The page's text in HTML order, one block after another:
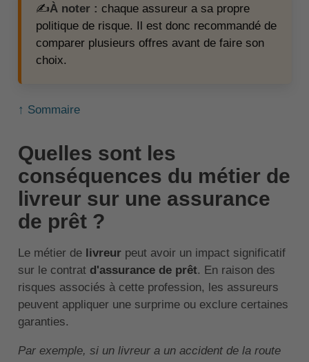
✍️À noter : chaque assureur a sa propre
politique de risque. Il est donc recommandé de
comparer plusieurs offres avant de faire son
choix.
↑ Sommaire
Quelles sont les
conséquences du métier de
livreur sur une assurance
de prêt ?
Le métier de livreur peut avoir un impact significatif
sur le contratd'assurance de prêt. En raison des
risques associés à cette profession, les assureurs
peuvent appliquer une surprime ou exclure certaines
garanties.
Par exemple, si un livreur a un accident de la route